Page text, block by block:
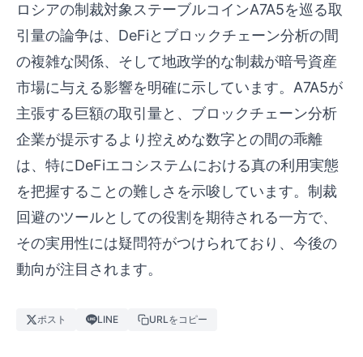
ロシアの制裁対象ステーブルコインA7A5を巡る取
引量の論争は、DeFiとブロックチェーン分析の間
の複雑な関係、そして地政学的な制裁が暗号資産
市場に与える影響を明確に示しています。A7A5が
主張する巨額の取引量と、ブロックチェーン分析
企業が提示するより控えめな数字との間の乖離
は、特にDeFiエコシステムにおける真の利用実態
を把握することの難しさを示唆しています。制裁
回避のツールとしての役割を期待される一方で、
その実用性には疑問符がつけられており、今後の
動向が注目されます。
ポスト LINE URLをコピー